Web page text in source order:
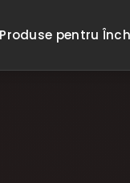
Produse pentru